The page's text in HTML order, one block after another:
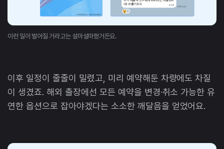
이런 일이 벌어질 거라고는 설마설마했거든요.
이후 일정이 줄줄이 밀렸고, 미리 예약해둔 차량에도 차질
이 생겼죠. 해외 출장에선 모든 예약을 변경·취소 가능한 유
연한 옵션으로 잡아야겠다는 소소한 깨달음을 얻었어요.